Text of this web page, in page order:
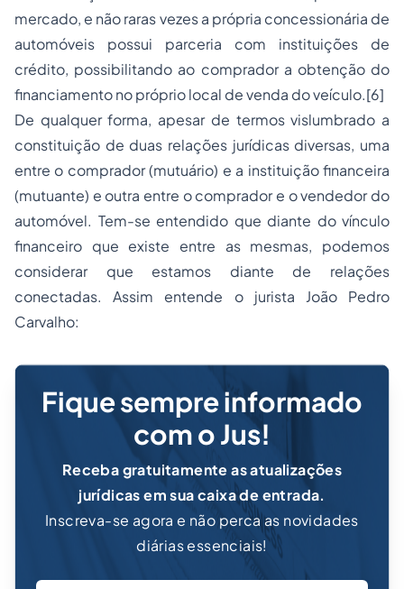
mercado, e não raras vezes a própria concessionária de
automóveis possui parceria com instituições de
crédito, possibilitando ao comprador a obtenção do
financiamento no próprio local de venda do veículo.[6]
De qualquer forma, apesar de termos vislumbrado a
constituição de duas relações jurídicas diversas, uma
entre o comprador (mutuário) e a instituição financeira
(mutuante) e outra entre o comprador e o vendedor do
automóvel. Tem-se entendido que diante do vínculo
financeiro que existe entre as mesmas, podemos
considerar que estamos diante de relações
conectadas. Assim entende o jurista João Pedro
Carvalho:
Fique sempre informado
com o Jus!
Receba gratuitamente as atualizações
jurídicas em sua caixa de entrada.
Inscreva-se agora e não perca as novidades
diárias essenciais!